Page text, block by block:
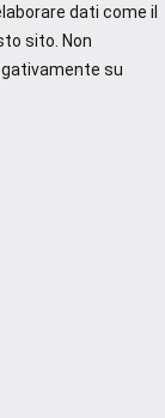
dati come il
sito. Non
su